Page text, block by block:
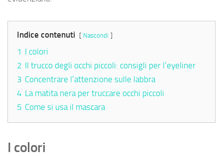
Indice contenuti Nascondi
1 I colori
2 Il trucco degli occhi piccoli: consigli per l’eyeliner
3 Concentrare l’attenzione sulle labbra
4 La matita nera per truccare occhi piccoli
5 Come si usa il mascara
I colori